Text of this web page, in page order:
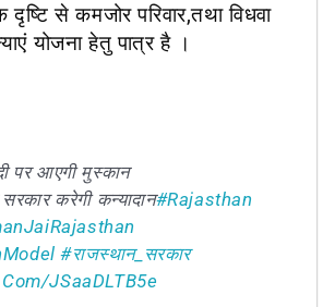
दृष्टि से कमजोर परिवार,तथा विधवा
योजना हेतु पात्र है ।
पर आएगी मुस्कान
करेगी कन्यादान#Rajasthan
#राजस्थान_सरकार
JSaaDLTB5e